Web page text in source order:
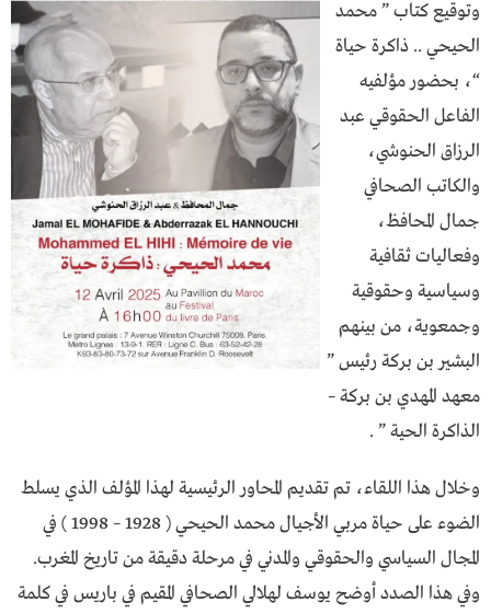
وتوقيع كتاب ” محمد
الحيحي .. ذاكرة حياة
“، بحضور مؤلفيه
الفاعل الحقوقي عبد
الرزاق الحنوشي،
والكاتب الصحافي
جمال المحافظ،
وفعاليات ثقافية
وسياسية وحقوقية
وجمعوية، من بينهم
البشير بن بركة رئيس ”
معهد المهدي بن بركة –
الذاكرة الحية ” .
وخلال هذا اللقاء، تم تقديم المحاور الرئيسية لهذا المؤلف الذي يسلط
الضوء على حياة مربي الأجيال محمد الحيحي ( 1928 – 1998 ) في
المجال السياسي والحقوقي والمدني في مرحلة دقيقة من تاريخ المغرب.
وفي هذا الصدد أوضح يوسف لهلالي الصحافي المقيم في باريس في كلمة